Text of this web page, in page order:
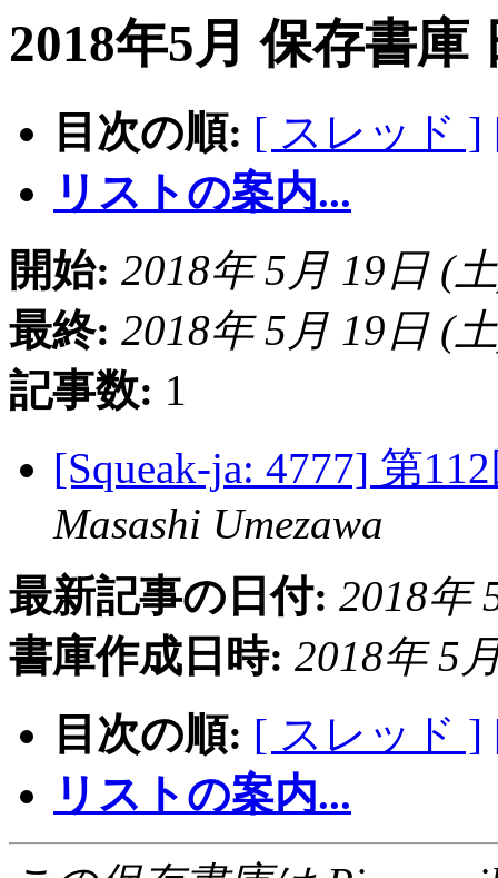
2018年5月 保存書庫
目次の順: [ スレッド ]
リストの案内...
開始: 2018年 5月 19日 (
最終: 2018年 5月 19日 (
記事数: 1
[Squeak-ja: 4777] 第
Masashi Umezawa
最新記事の日付: 2018年
書庫作成日時: 2018年 5
目次の順: [ スレッド ]
リストの案内...